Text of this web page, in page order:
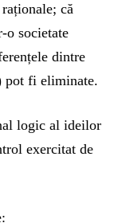
că
societate
dintre
pot fi eliminate.
logic al ideilor
exercitat de